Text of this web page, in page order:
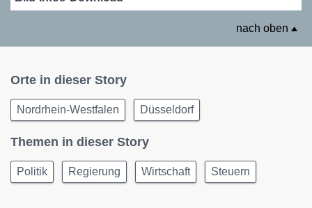
nach oben
Orte in dieser Story
Nordrhein-Westfalen Düsseldorf
Themen in dieser Story
Politik Regierung Wirtschaft Steuern